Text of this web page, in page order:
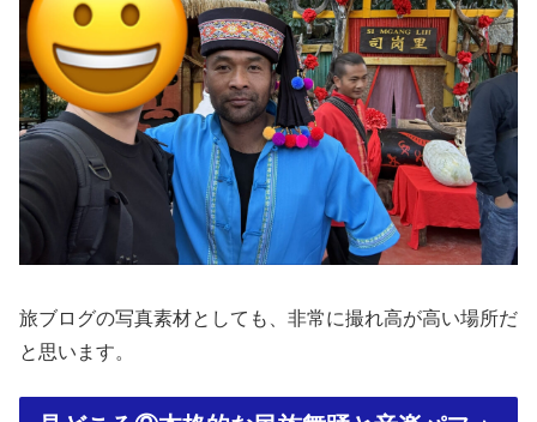
旅ブログの写真素材としても、非常に撮れ高が高い場所だ
と思います。